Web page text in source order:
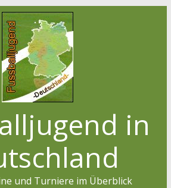
in
und Turniere im Überblick